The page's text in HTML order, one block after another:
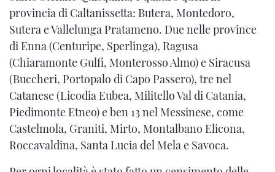
provincia di Caltanissetta: Butera, Montedoro,
Sutera e Vallelunga Pratameno. Due nelle province
di Enna (Centuripe, Sperlinga), Ragusa
(Chiaramonte Gulfi, Monterosso Almo) e Siracusa
(Buccheri, Portopalo di Capo Passero), tre nel
Catanese (Licodia Eubea, Militello Val di Catania,
Piedimonte Etneo) e ben 13 nel Messinese, come
Castelmola, Graniti, Mirto, Montalbano Elicona,
Roccavaldina, Santa Lucia del Mela e Savoca.